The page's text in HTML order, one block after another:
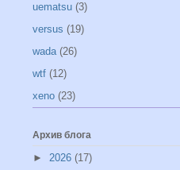
uematsu (3)
versus (19)
wada (26)
wtf (12)
xeno (23)
Архив блога
► 2026 (17)